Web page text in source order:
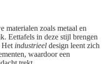
materialen zoals metaal en
Eettafels in deze stijl brengen
Het industrieel design leent zich
waardoor een